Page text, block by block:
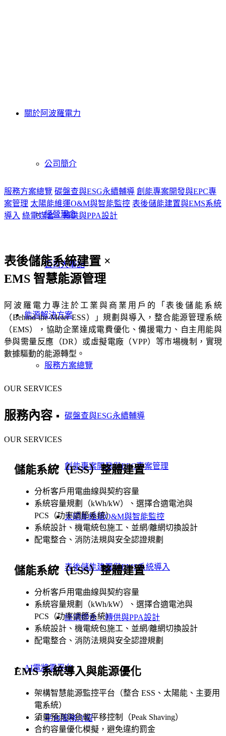
關於阿波羅電力
公司簡介
經營理念
公司大事記
能源解決方案
服務方案總覽
碳盤查與ESG永續輔導
創能專案開發與EPC專案管理
太陽能維運O&M與智能監控
表後儲能建置與EMS系統導入
綠電媒合、轉供與PPA設計
AI電將雲平台
平台服務介紹
服務方案總覽 碳盤查與ESG永續輔導 創能專案開發與EPC專
案管理 太陽能維運O&M與智能監控 表後儲能建置與EMS系統
導入 綠電媒合、轉供與PPA設計
表後儲能系統建置 ×
EMS 智慧能源管理
阿波羅電力專注於工業與商業用戶的「表後儲能系統
（Behind-the-Meter ESS）」規劃與導入，整合能源管理系統
（EMS），協助企業達成電費優化、備援電力、自主用能與
參與需量反應（DR）或虛擬電廠（VPP）等市場機制，實現
數據驅動的能源轉型。
OUR SERVICES
服務內容
OUR SERVICES
儲能系統（ESS）整體建置
分析客戶用電曲線與契約容量
系統容量規劃（kWh/kW）、選擇合適電池與
PCS（功率調節系統）
系統設計、機電統包施工、並網/離網切換設計
配電整合、消防法規與安全認證規劃
儲能系統（ESS）整體建置
分析客戶用電曲線與契約容量
系統容量規劃（kWh/kW）、選擇合適電池與
PCS（功率調節系統）
系統設計、機電統包施工、並網/離網切換設計
配電整合、消防法規與安全認證規劃
EMS 系統導入與能源優化
架構智慧能源監控平台（整合 ESS、太陽能、主要用
電系統）
須量預測與負載平移控制（Peak Shaving）
合約容量優化模擬，避免違約罰金